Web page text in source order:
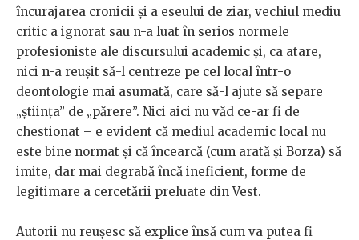
încurajarea cronicii și a eseului de ziar, vechiul mediu
critic a ignorat sau n-a luat în serios normele
profesioniste ale discursului academic și, ca atare,
nici n-a reușit să-l centreze pe cel local într-o
deontologie mai asumată, care să-l ajute să separe
„știința” de „părere”. Nici aici nu văd ce-ar fi de
chestionat – e evident că mediul academic local nu
este bine normat și că încearcă (cum arată și Borza) să
imite, dar mai degrabă încă ineficient, forme de
legitimare a cercetării preluate din Vest.
Autorii nu reușesc să explice însă cum va putea fi